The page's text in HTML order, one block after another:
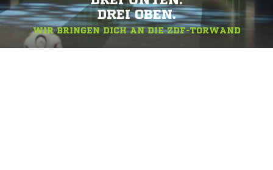
DREI OBEN.
WIR BRINGEN DICH AN DIE ZDF-TORWAND